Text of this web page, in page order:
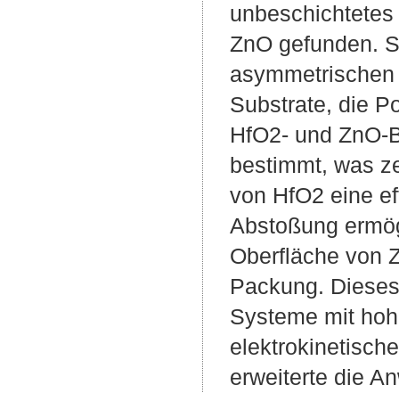
ZnO gefunden.
Substrate, die
HfO2- und
bestimmt, was
von HfO2 eine
Abstoßung
Oberfläche von
Packung.
Systeme mit
erweiterte die